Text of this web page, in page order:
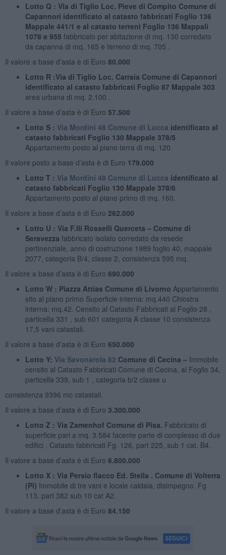
Lotto Q : Via di Tiglio Loc. Pieve di Compito Comune di
Capannori identificato al catasto fabbricati Foglio 136
Mappale 441/1 e al catasto terreni Foglio 136 Mappali
1078 e 955 fabbricato per abitazione di mq. 130 corredato
da capanna di mq. 165 e terreno di mq. 705 .
Il valore a base d’asta è di Euro 80.000
Lotto R :Via di Tiglio Loc. Carraia Comune di Capannori
identificato al catasto fabbricati Foglio 87 Mappale 303
area urbana di mq. 2.100 .
Il valore a base d’asta è di Euro 57.500
Lotto S : Via Mordini 48 Comune di Lucca identificato al
catasto fabbricati Foglio 130 Mappale 378/5
Appartamento posto al piano terra di mq. 120.
Il valore posto a base d’asta è di Euro 179.000
Lotto T : Via Mordini 48 Comune di Lucca identificato al
catasto fabbricati Foglio 130 Mappale 378/6
Appartamento posto al piano primo di mq. 160.
Il valore a base d’asta è di Euro 262.000
Lotto U : Via F.lli Rosselli Querceta – Comune di
Seravezza fabbricato isolato corredato da resede
pertinenziale, anno di costruzione 1989 foglio 40, mappale
2077, categoria B/4, classe 2, consistenza 595 mq.
Il valore a base d’asta è di Euro 690.000
Lotto W : Piazza Attias Comune di Livorno Appartamento
sito al piano primo Superficie interna: mq.440 Chiostra
interna: mq.42. Censito al Catasto Fabbricati al Foglio 28 ,
particella 331 , sub 601 categoria A classe 10 consistenza
17,5 vani catastali.
Il valore a base d’asta è di Euro 650.000
Lotto Y: Via Savonarola 82 Comune di Cecina – Immobile
censito al Catasto Fabbricati Comune di Cecina, al Foglio 34,
particella 339, sub 1 , categoria b/2 classe u
consistenza 9396 mc catastali.
Il valore a base d’asta è di Euro 3.300.000
Lotto Z : Via Zamenhof Comune di Pisa. Fabbricato di
superficie pari a mq. 3.584 facente parte di complesso di due
edifici . Catasto fabbricati Fg. 126, part 225, sub 1 cat. B4.
Il valore a base d’asta è di Euro 6.800.000
Lotto X : Via Persio flacco Ed. Stella . Comune di Volterra
(Pi) Immobile di tre vani e locale caldaia, disimpegno. Fg
113, part 382 sub 10 cat A2.
Il valore a base d’asta è di Euro 84.150